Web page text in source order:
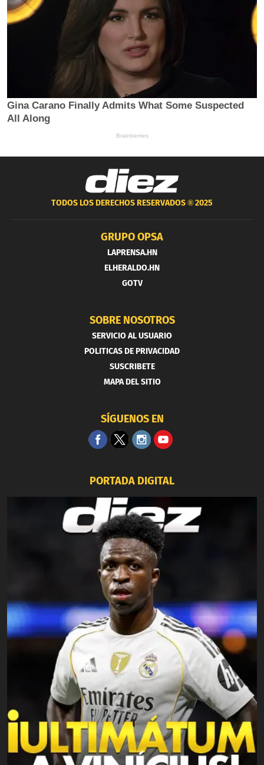
TODOS LOS DERECHOS RESERVADOS ®2025
GRUPO OPSA
LAPRENSA.HN
ELHERALDO.HN
GOTV
SOBRE NOSOTROS
SERVICIO AL USUARIO
POLITICAS DE PRIVACIDAD
SUSCRIBETE
MAPA DEL SITIO
SÍGUENOS EN
PORTADA DIGITAL